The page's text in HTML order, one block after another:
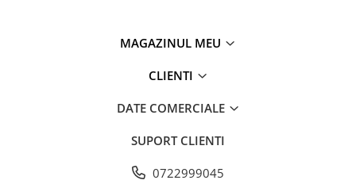
MAGAZINUL MEU
CLIENTI
DATE COMERCIALE
SUPORT CLIENTI
0722999045